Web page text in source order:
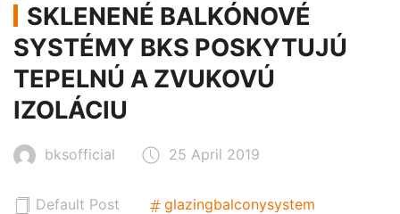
SKLENENÉ BALKÓNOVÉ
SYSTÉMY BKS POSKYTUJÚ
TEPELNÚ A ZVUKOVÚ
IZOLÁCIU
bksofficial 25 April 2019
Default Post glazingbalconysystem